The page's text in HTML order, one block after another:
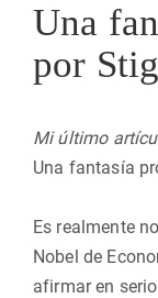
Una
por
Mi último
Una fantasía
Es realmente
Nobel de
afirmar en